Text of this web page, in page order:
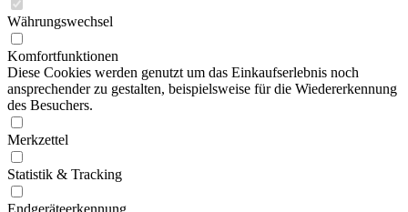
Währungswechsel
Komfortfunktionen
Diese Cookies werden genutzt um das Einkaufserlebnis noch
ansprechender zu gestalten, beispielsweise für die Wiedererkennung
des Besuchers.
Merkzettel
Statistik & Tracking
Endgeräteerkennung